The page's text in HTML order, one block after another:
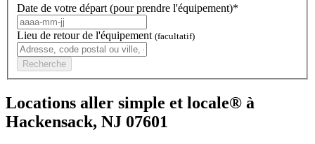
Date de votre départ (pour prendre l'équipement)*
Lieu de retour de l'équipement (facultatif)
Recherche
Locations aller simple et locale® à
Hackensack, NJ 07601